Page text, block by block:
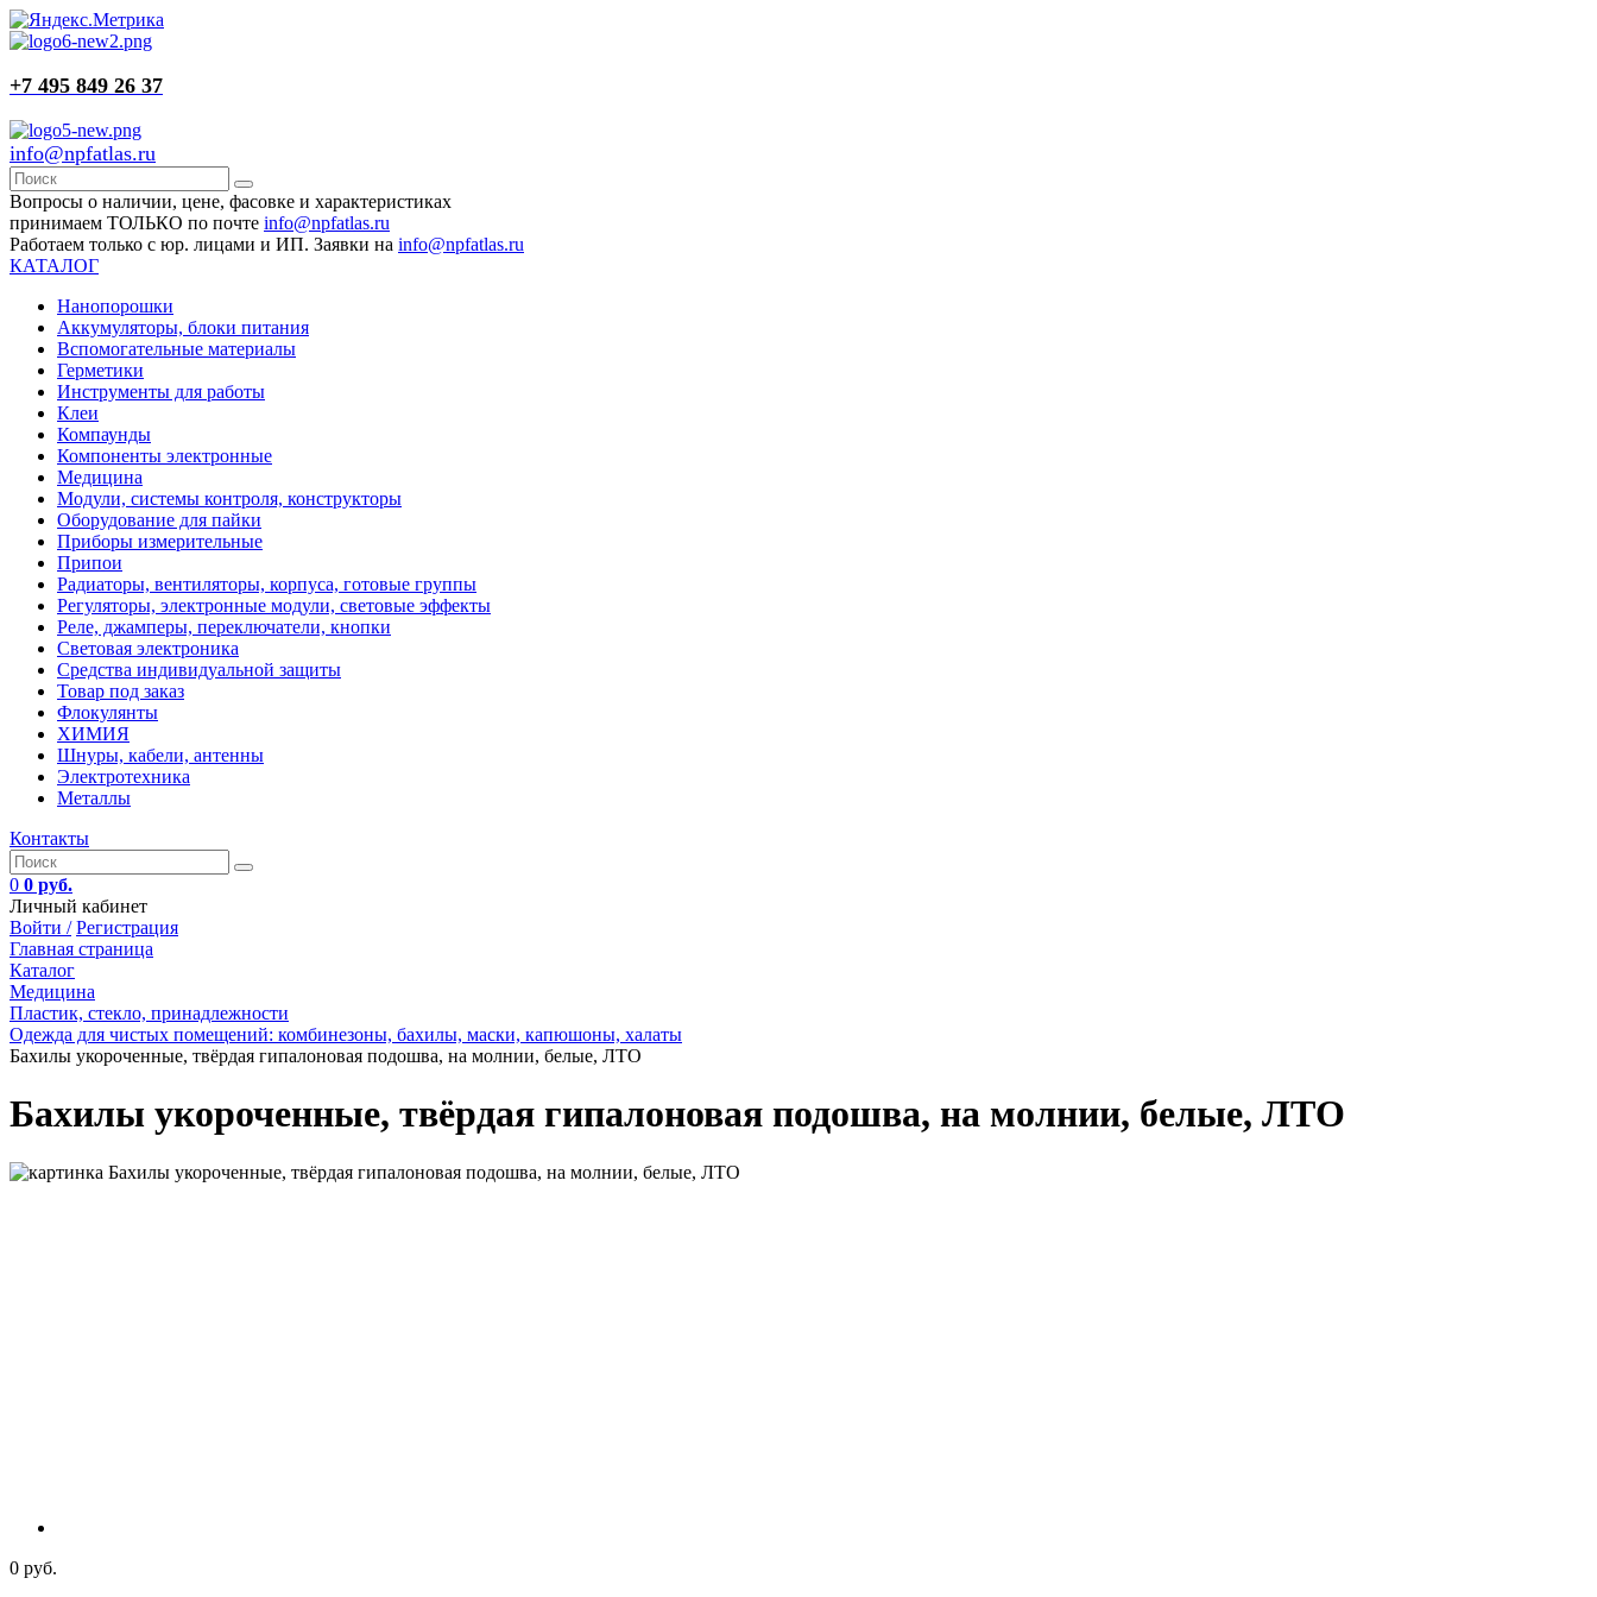
+7 495 849 26 37
info@npfatlas.ru
Вопросы о наличии, цене, фасовке и характеристиках
принимаем ТОЛЬКО по почте info@npfatlas.ru
Работаем только с юр. лицами и ИП. Заявки на info@npfatlas.ru
КАТАЛОГ
Нанопорошки
Аккумуляторы, блоки питания
Вспомогательные материалы
Герметики
Инструменты для работы
Клеи
Компаунды
Компоненты электронные
Медицина
Модули, системы контроля, конструкторы
Оборудование для пайки
Приборы измерительные
Припои
Радиаторы, вентиляторы, корпуса, готовые группы
Регуляторы, электронные модули, световые эффекты
Реле, джамперы, переключатели, кнопки
Световая электроника
Средства индивидуальной защиты
Товар под заказ
Флокулянты
ХИМИЯ
Шнуры, кабели, антенны
Электротехника
Металлы
Контакты
0 0 руб.
Личный кабинет
Войти / Регистрация
Главная страница
Каталог
Медицина
Пластик, стекло, принадлежности
Одежда для чистых помещений: комбинезоны, бахилы, маски, капюшоны, халаты
Бахилы укороченные, твёрдая гипалоновая подошва, на молнии, белые, ЛТО
Бахилы укороченные, твёрдая гипалоновая подошва, на молнии, белые, ЛТО
0 руб.